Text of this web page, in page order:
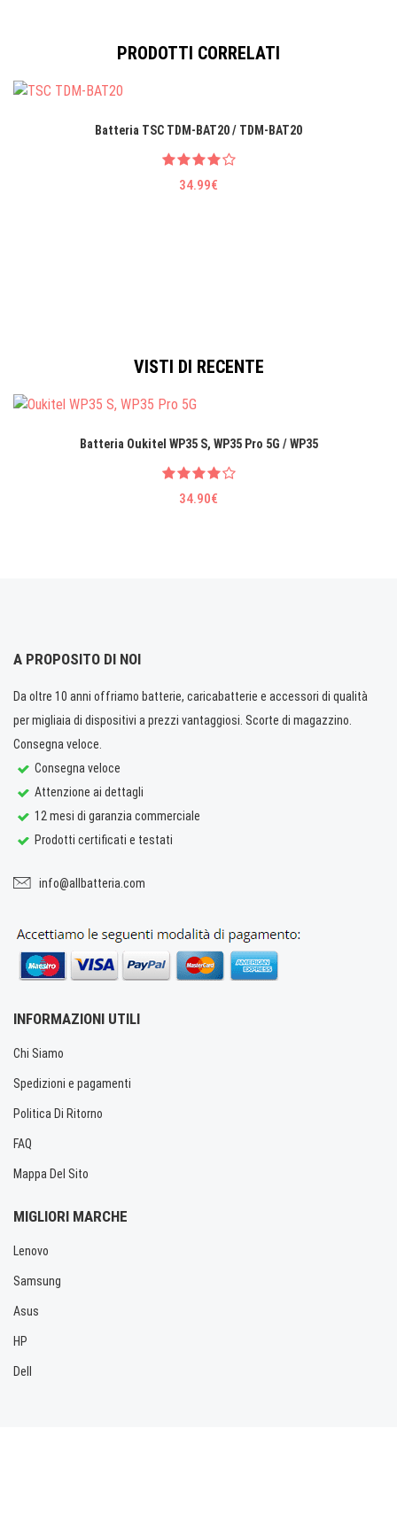
PRODOTTI CORRELATI
Batteria TSC TDM-BAT20 / TDM-BAT20
34.99€
VISTI DI RECENTE
Batteria Oukitel WP35 S, WP35 Pro 5G / WP35
34.90€
A PROPOSITO DI NOI
Da oltre 10 anni offriamo batterie, caricabatterie e accessori di qualità
per migliaia di dispositivi a prezzi vantaggiosi. Scorte di magazzino.
Consegna veloce.
Consegna veloce
Attenzione ai dettagli
12 mesi di garanzia commerciale
Prodotti certificati e testati
info@allbatteria.com
INFORMAZIONI UTILI
Chi Siamo
Spedizioni e pagamenti
Politica Di Ritorno
FAQ
Mappa Del Sito
MIGLIORI MARCHE
Lenovo
Samsung
Asus
HP
Dell